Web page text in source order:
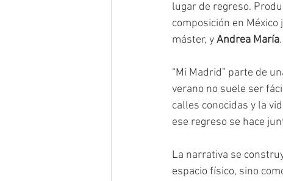
lugar de regreso.
composición en México
máster, y Andrea María.
“Mi Madrid” parte de
verano no suele ser
calles conocidas y la
ese regreso se hace
La narrativa se
espacio físico, sino